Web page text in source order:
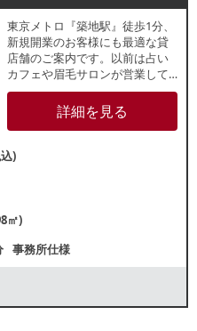
東京メトロ『築地駅』徒歩1分、
新規開業のお客様にも最適な貸
店舗のご案内です。以前は占い
カフェや眉毛サロンが営業して
いました。新大橋通り沿いの1階
路面店！物販店や美容サロンの
開業にもおすすめです。人気の
お早めに！
詳細を見る
)
㎡)
事務所仕様